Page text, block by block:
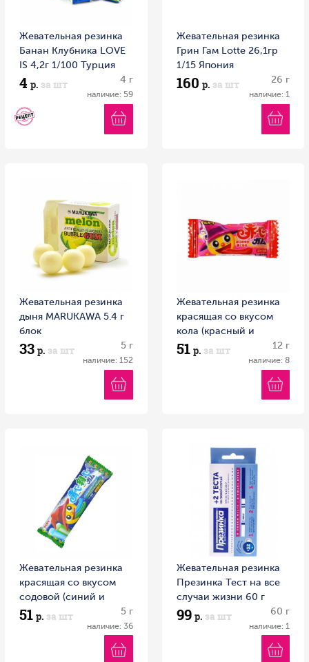
Жевательная резинка
Банан Клубника LOVE
IS 4,2г 1/100 Турция
4 р. за шт 4 г
наличие: 59
Жевательная резинка
Грин Гам Lotte 26,1гр
1/15 Япония
160 р. за шт 26 г
наличие: 1
Жевательная резинка
дыня MARUKAWA 5.4 г
блок
33 р. за шт 5 г
наличие: 152
Жевательная резинка
красящая со вкусом
кола (красный и
чёрный язык)
MARUKAWA 11,8 г
51 р. за шт 12 г
наличие: 8
Жевательная резинка
красящая со вкусом
содовой (синий и
зеленый язык)
MARUKAWA 11,8г 1/20
51 р. за шт 5 г
наличие: 36
Жевательная резинка
Презинка Тест на все
случаи жизни 60 г
99 р. за шт 60 г
наличие: 1